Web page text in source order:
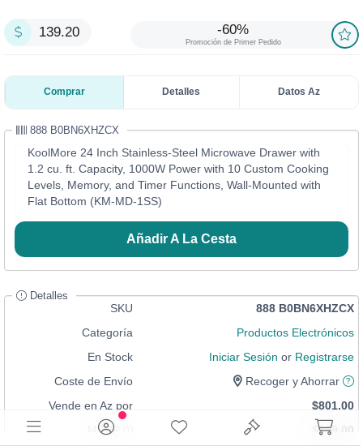
139.20 -60%
Promoción de Primer Pedido
Comprar Detalles Datos Az
888 B0BN6XHZCX
KoolMore 24 Inch Stainless-Steel Microwave Drawer with
1.2 cu. ft. Capacity, 1000W Power with 10 Custom Cooking
Levels, Memory, and Timer Functions, Wall-Mounted with
Flat Bottom (KM-MD-1SS)
Añadir A La Cesta
Detalles
SKU
888 B0BN6XHZCX
Categoría
Productos Electrónicos
En Stock
Iniciar Sesión or Registrarse
Coste de Envío
Recoger y Ahorrar
Vende en Az por
$801.00
MSRP
$899.00